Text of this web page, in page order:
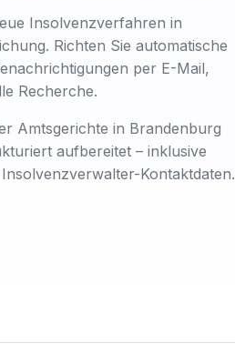
Insolvenzverfahren in
Richten Sie automatische
per E-Mail,
Recherche.
Amtsgerichte in Brandenburg
aufbereitet – inklusive
Kontaktdaten.